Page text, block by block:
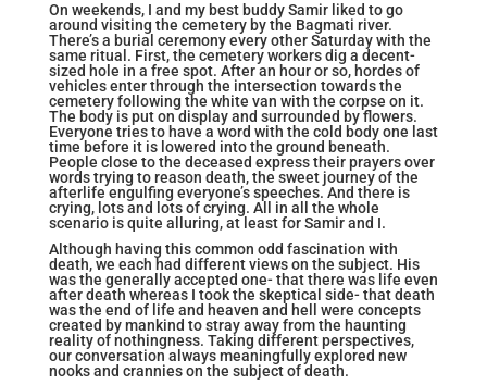
On weekends, I and my best buddy Samir liked to go
around visiting the cemetery by the Bagmati river.
There’s a burial ceremony every other Saturday with the
same ritual. First, the cemetery workers dig a decent-
sized hole in a free spot. After an hour or so, hordes of
vehicles enter through the intersection towards the
cemetery following the white van with the corpse on it.
The body is put on display and surrounded by flowers.
Everyone tries to have a word with the cold body one last
time before it is lowered into the ground beneath.
People close to the deceased express their prayers over
words trying to reason death, the sweet journey of the
afterlife engulfing everyone’s speeches. And there is
crying, lots and lots of crying. All in all the whole
scenario is quite alluring, at least for Samir and I.
Although having this common odd fascination with
death, we each had different views on the subject. His
was the generally accepted one- that there was life even
after death whereas I took the skeptical side- that death
was the end of life and heaven and hell were concepts
created by mankind to stray away from the haunting
reality of nothingness. Taking different perspectives,
our conversation always meaningfully explored new
nooks and crannies on the subject of death.